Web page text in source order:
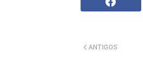
ANTIGOS